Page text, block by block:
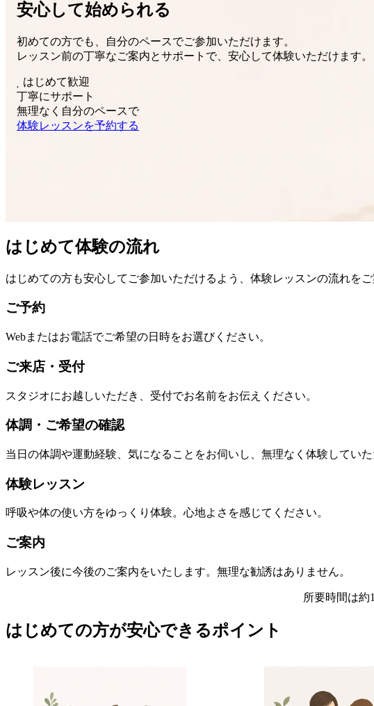
安心して始められる
初めての方でも、自分のペースでご参加いただけます。
レッスン前の丁寧なご案内とサポートで、安心して体験いただけます。
はじめて歓迎
丁寧にサポート
無理なく自分のペースで
体験レッスンを予約する
はじめて体験の流れ
はじめての方も安心してご参加いただけるよう、体験レッスンの流れをご
ご予約
Webまたはお電話でご希望の日時をお選びください。
ご来店・受付
スタジオにお越しいただき、受付でお名前をお伝えください。
体調・ご希望の確認
当日の体調や運動経験、気になることをお伺いし、無理なく体験していた
体験レッスン
呼吸や体の使い方をゆっくり体験。心地よさを感じてください。
ご案内
レッスン後に今後のご案内をいたします。無理な勧誘はありません。
所要時間は約
はじめての方が安心できるポイント